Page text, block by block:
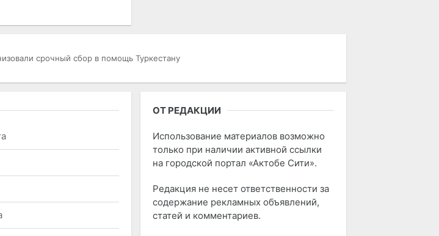
срочный сбор в помощь Туркестану
ОТ РЕДАКЦИИ
Использование материалов возможно
только при наличии активной ссылки
на городской портал «Актобе Сити».
Редакция не несет ответственности за
содержание рекламных объявлений,
статей и комментариев.